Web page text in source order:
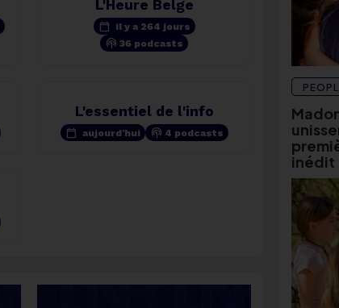
L'Heure Belge
calendar_today il y a 264 jours
podcasts 36 podcasts
L'essentiel de l'info
calendar_today aujourd'hui podcasts 4 podcasts
inédit